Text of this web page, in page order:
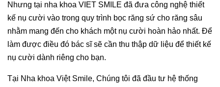
Nhưng tại nha khoa VIET SMILE đã đưa công nghệ thiết
kế nụ cười vào trong quy trình bọc răng sứ cho răng sâu
nhằm mang đến cho khách một nụ cười hoàn hảo nhất. Để
làm được điều đó bác sĩ sẽ cần thu thập dữ liệu để thiết kế
nụ cười dành riêng cho bạn.
Tại Nha khoa Việt Smile, Chúng tôi đã đầu tư hệ thống